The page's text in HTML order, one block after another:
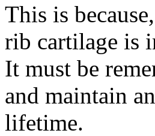
This is
rib cartilage is
It must be
and maintain
lifetime.